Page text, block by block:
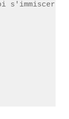
s'immiscer